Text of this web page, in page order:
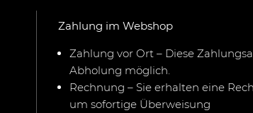
Zahlung im Webshop
Zahlung vor Ort – Diese
Abholung möglich.
Rechnung – Sie erhalten eine
um sofortige Überweisung